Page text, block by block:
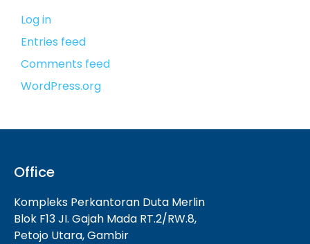
Log in
Entries feed
Comments feed
WordPress.org
Office
Kompleks Perkantoran Duta Merlin
Blok F13 JI. Gajah Mada RT.2/RW.8,
Petojo Utara, Gambir